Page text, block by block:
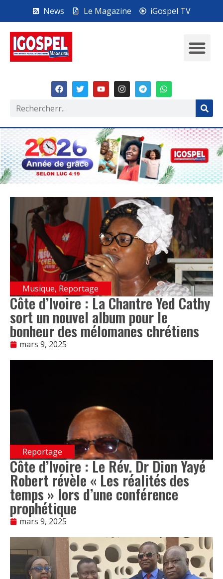
News Le Magazine iGospel TV
Musique, Reportage
Côte d’Ivoire : La Chantre Yed Cathy
sort un nouvel album pour le
bonheur des mélomanes chrétiens
mars 9, 2025
Reportage
Côte d’Ivoire : Le Rév. Dr Dion Yayé
Robert révèle « Les réalités des
temps » lors d’une conférence
prophétique
mars 9, 2025